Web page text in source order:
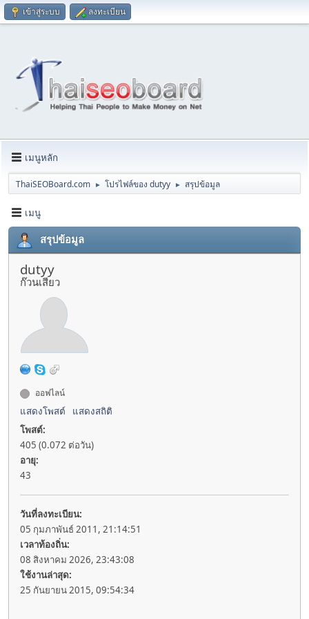
เข้าสู่ระบบ ลงทะเบียน
เมนูหลัก
ThaiSEOBoard.com ► โปรไฟล์ของ dutyy ► สรุปข้อมูล
เมนู
สรุปข้อมูล
dutyy
ก๊วนเสียว
ออฟไลน์
แสดงโพสต์
แสดงสถิติ
โพสต์:
405 (0.072 ต่อวัน)
อายุ:
43
วันที่ลงทะเบียน:
05 กุมภาพันธ์ 2011, 21:14:51
เวลาท้องถิ่น:
08 สิงหาคม 2026, 23:43:08
ใช้งานล่าสุด:
25 กันยายน 2015, 09:54:34